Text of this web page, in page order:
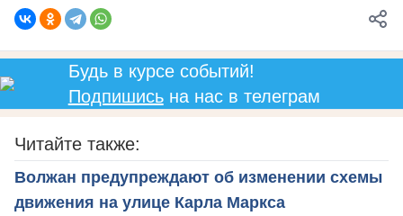
Будь в курсе событий!
Подпишисьна нас в телеграм
Читайте также:
Волжан предупреждают об изменении схемы
движения на улице Карла Маркса